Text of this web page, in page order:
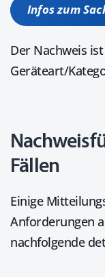
Infos zum
Der Nachweis
Geräteart/
Fällen
Einige
Anforderungen
nachfolgende